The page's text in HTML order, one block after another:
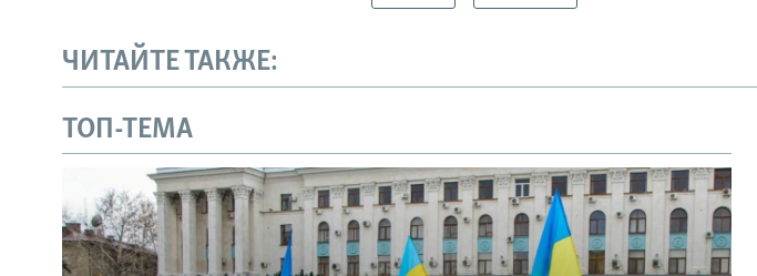
ЧИТАЙТЕ ТАКЖЕ:
ТОП-ТЕМА